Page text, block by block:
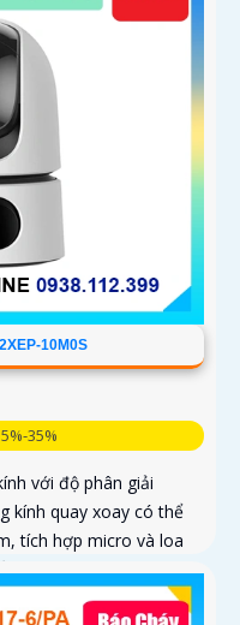
10M0S
35%
với độ phân giải
kính quay xoay có thể
tích hợp micro và loa
LAN cắm mạng trực